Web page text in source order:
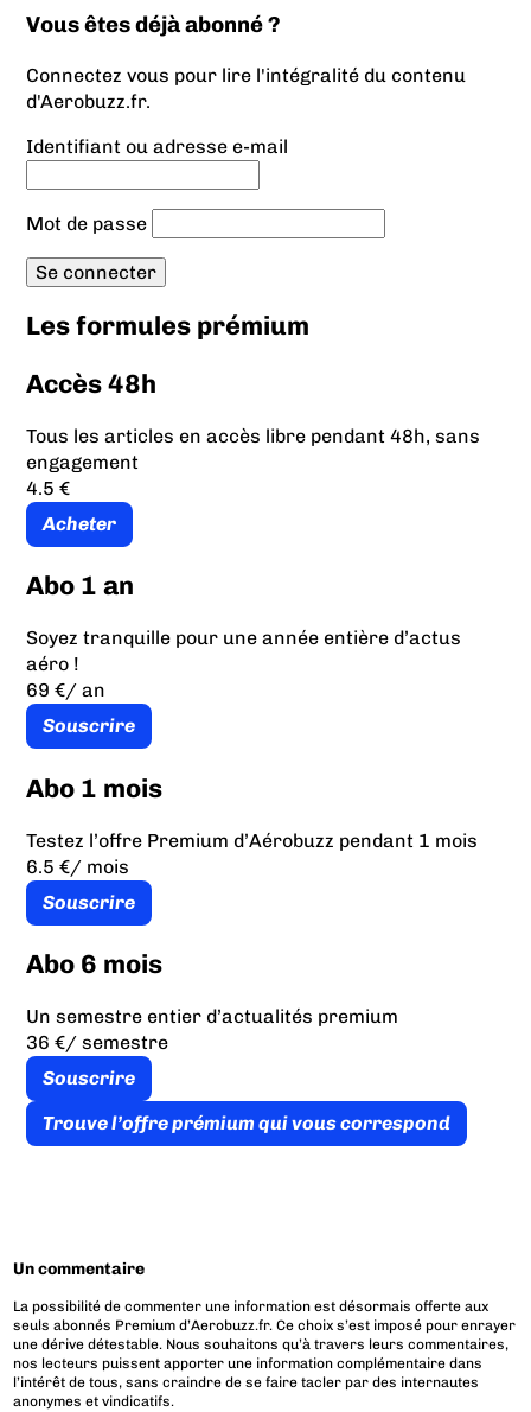
Vous êtes déjà abonné ?
Connectez vous pour lire l'intégralité du contenu
d'Aerobuzz.fr.
Identifiant ou adresse e-mail
Mot de passe
Les formules prémium
Accès 48h
Tous les articles en accès libre pendant 48h, sans
engagement
4.5 €
Acheter
Abo 1 an
Soyez tranquille pour une année entière d’actus
aéro !
69 €/ an
Souscrire
Abo 1 mois
Testez l’offre Premium d’Aérobuzz pendant 1 mois
6.5 €/ mois
Souscrire
Abo 6 mois
Un semestre entier d’actualités premium
36 €/ semestre
Souscrire
Trouve l’offre prémium qui vous correspond
Un commentaire
La possibilité de commenter une information est désormais offerte aux
seuls abonnés Premium d’Aerobuzz.fr. Ce choix s’est imposé pour enrayer
une dérive détestable. Nous souhaitons qu’à travers leurs commentaires,
nos lecteurs puissent apporter une information complémentaire dans
l’intérêt de tous, sans craindre de se faire tacler par des internautes
anonymes et vindicatifs.